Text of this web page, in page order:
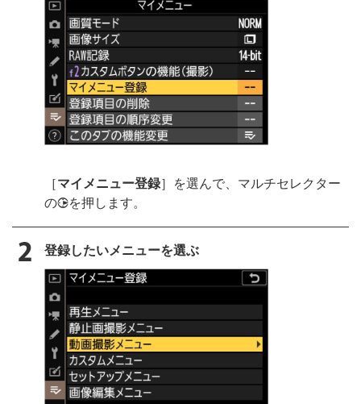
［マイメニュー登録］を選んで、マルチセレクター
の2を押します。
登録したいメニューを選ぶ